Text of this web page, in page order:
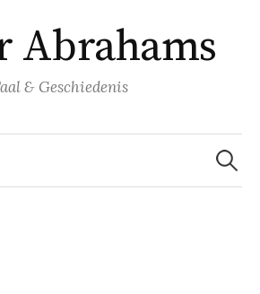
Abrahams
& Geschiedenis
Zoeken
naar: